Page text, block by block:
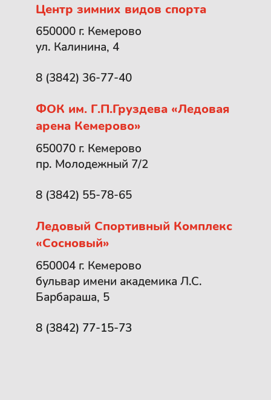
Центр зимних видов спорта
650000 г. Кемерово
ул. Калинина, 4
8 (3842) 36-77-40
ФОК им. Г.П.Груздева «Ледовая
арена Кемерово»
650070 г. Кемерово
пр. Молодежный 7/2
8 (3842) 55-78-65
Ледовый Спортивный Комплекс
«Сосновый»
650004 г. Кемерово
бульвар имени академика Л.С.
Барбараша, 5
8 (3842) 77-15-73